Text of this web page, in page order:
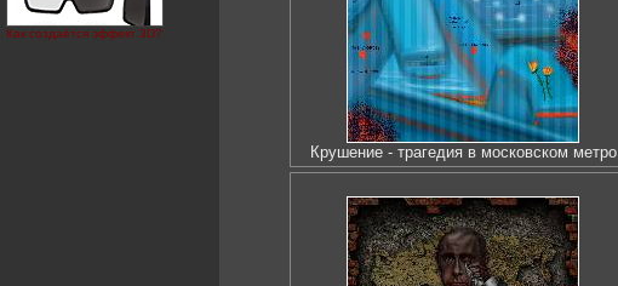
Как создаётся эффект 3D?
Крушение - трагедия в московском метро